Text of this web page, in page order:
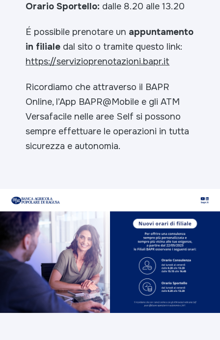
Orario Sportello: dalle 8.20 alle 13.20
É possibile prenotare un appuntamento
in filiale dal sito o tramite questo link:
https://servizioprenotazioni.bapr.it
Ricordiamo che attraverso il BAPR
Online, l’App BAPR@Mobile e gli ATM
Versafacile nelle aree Self si possono
sempre effettuare le operazioni in tutta
sicurezza e autonomia.